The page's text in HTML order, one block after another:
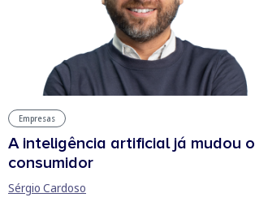
Empresas
A inteligência artificial já mudou o
consumidor
Sérgio Cardoso